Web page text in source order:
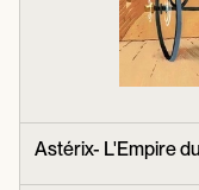
Astérix- L'Empire